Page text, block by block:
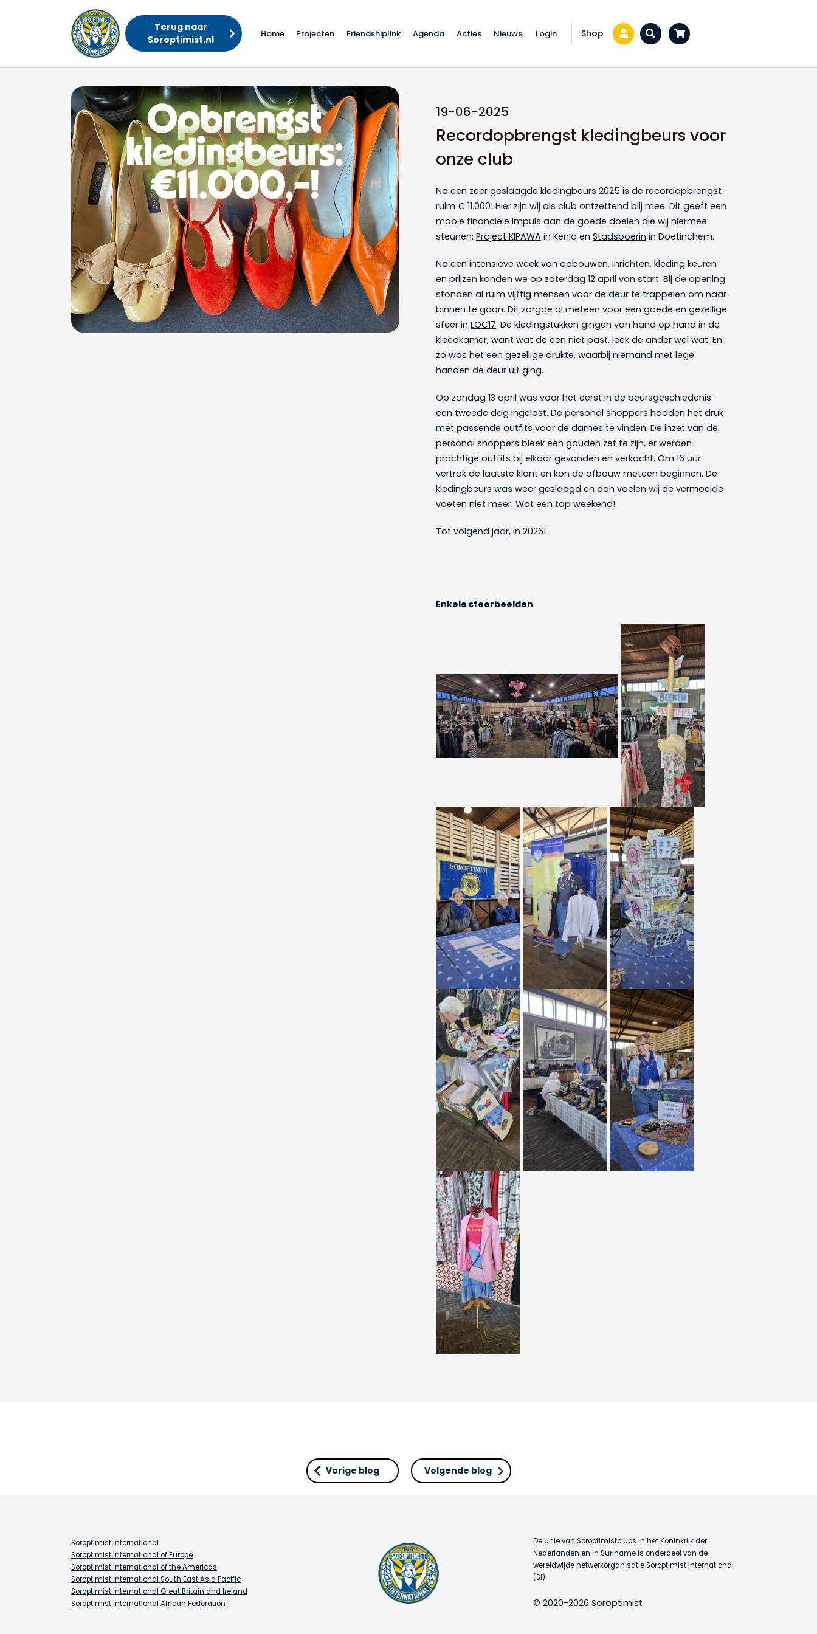
Terug naar
Soroptimist.nl
Home Projecten Friendshiplink Agenda Acties Nieuws Login Shop Zoeken...
Opbrengst kledingbeurs is weer gestegen
19-06-2025
Recordopbrengst kledingbeurs voor
onze club
Na een zeer geslaagde kledingbeurs 2025 is de recordopbrengst
ruim € 11.000! Hier zijn wij als club ontzettend blij mee. Dit geeft een
mooie financiële impuls aan de goede doelen die wij hiermee
steunen: Project KIPAWA in Kenia en Stadsboerin in Doetinchem.
Na een intensieve week van opbouwen, inrichten, kleding keuren
en prijzen konden we op zaterdag 12 april van start. Bij de opening
stonden al ruim vijftig mensen voor de deur te trappelen om naar
binnen te gaan. Dit zorgde al meteen voor een goede en gezellige
sfeer in LOC17. De kledingstukken gingen van hand op hand in de
kleedkamer, want wat de een niet past, leek de ander wel wat. En
zo was het een gezellige drukte, waarbij niemand met lege
handen de deur uit ging.
Op zondag 13 april was voor het eerst in de beursgeschiedenis
een tweede dag ingelast. De personal shoppers hadden het druk
met passende outfits voor de dames te vinden. De inzet van de
personal shoppers bleek een gouden zet te zijn, er werden
prachtige outfits bij elkaar gevonden en verkocht. Om 16 uur
vertrok de laatste klant en kon de afbouw meteen beginnen. De
kledingbeurs was weer geslaagd en dan voelen wij de vermoeide
voeten niet meer. Wat een top weekend!
Tot volgend jaar, in 2026!
Enkele sfeerbeelden
Vorige blog Volgende blog
Soroptimist International
Soroptimist International of Europe
Soroptimist International of the Americas
Soroptimist International South East Asia Pacific
Soroptimist International Great Britain and Ireland
Soroptimist International African Federation
De Unie van Soroptimistclubs in het Koninkrijk der
Nederlanden en in Suriname is onderdeel van de
wereldwijde netwerkorganisatie Soroptimist International
(SI).
© 2020-2026 Soroptimist